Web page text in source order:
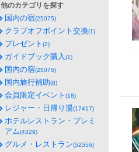
他のカテゴリを探す
国内の宿(25075)
クラブオフポイント交換(1)
プレゼント (2)
ガイドブック購入 (1)
国内の宿(25075)
国内旅行補助(8)
会員限定イベント (18)
レジャー・日帰り湯(17417)
ホテルレストラン・プレミ
アム(4329)
グルメ・レストラン(52556)